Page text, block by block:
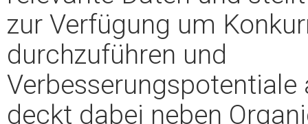
zur Verfügung um
durchzuführen und
deckt dabei neben